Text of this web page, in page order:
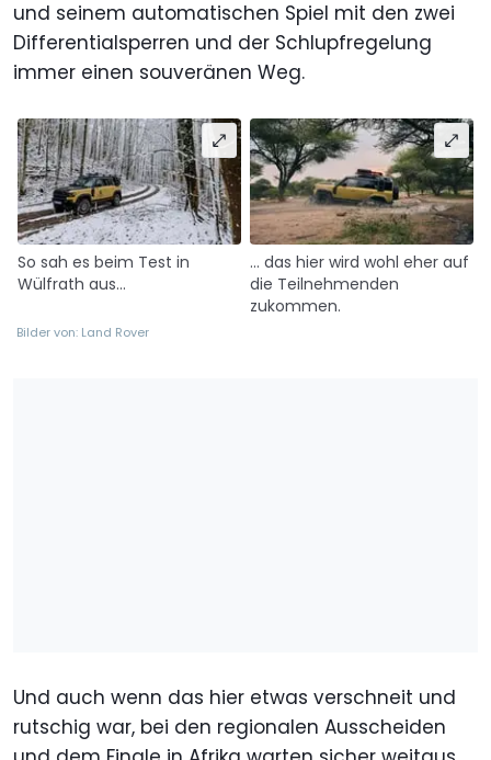
und seinem automatischen Spiel mit den zwei
Differentialsperren und der Schlupfregelung
immer einen souveränen Weg.
So sah es beim Test in
Wülfrath aus...
... das hier wird wohl eher auf
die Teilnehmenden
zukommen.
Bilder von: Land Rover
Und auch wenn das hier etwas verschneit und
rutschig war, bei den regionalen Ausscheiden